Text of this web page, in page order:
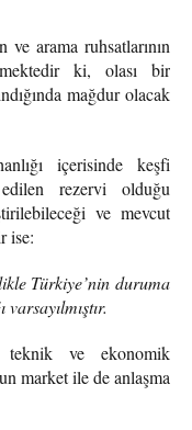
ve arama ruhsatlarının
ki, olası bir
mağdur olacak
içerisinde keşfi
rezervi olduğu
ve mevcut
ise:
Türkiye’nin duruma
teknik ve ekonomik
market ile de anlaşma